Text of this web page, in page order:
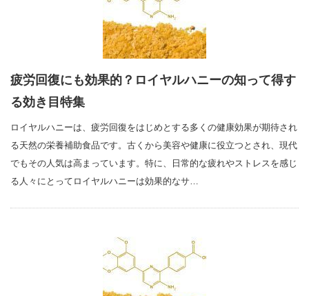
疲労回復にも効果的？ロイヤルハニーの知って得す
る効き目特集
ロイヤルハニーは、疲労回復をはじめとする多くの健康効果が期待され
る天然の栄養補助食品です。古くから美容や健康に役立つとされ、現代
でもその人気は高まっています。特に、日常的な疲れやストレスを感じ
る人々にとってロイヤルハニーは効果的なサ…